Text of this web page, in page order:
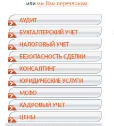
АУДИТ
БУХГАЛТЕРСКИЙ УЧЕТ
НАЛОГОВЫЙ УЧЕТ
БЕЗОПАСНОСТЬ СДЕЛКИ
КОНСАЛТИНГ
ЮРИДИЧЕСКИЕ УСЛУГИ
МСФО
КАДРОВЫЙ УЧЕТ
ЦЕНЫ